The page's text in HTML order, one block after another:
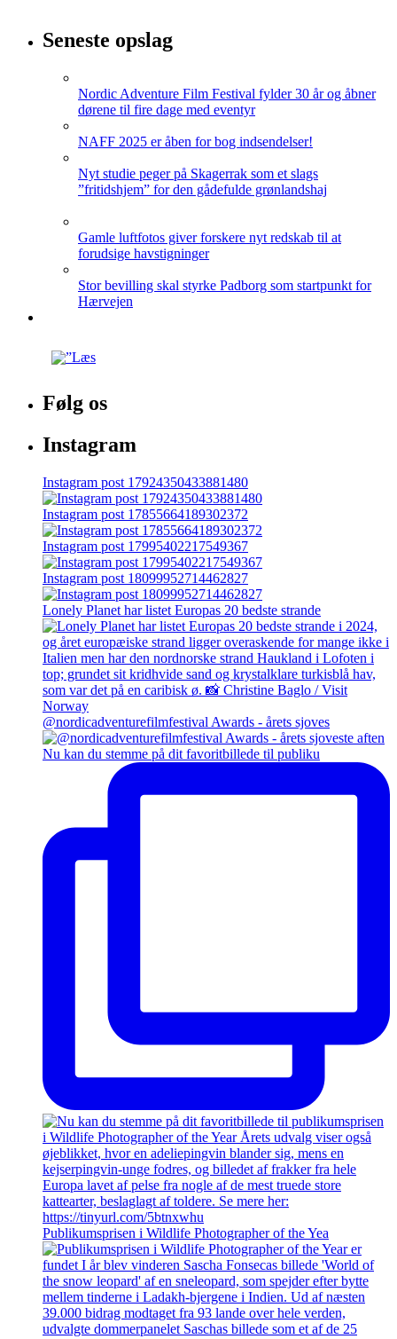
Seneste opslag
Nordic Adventure Film Festival fylder 30 år og åbner
dørene til fire dage med eventyr
NAFF 2025 er åben for bog indsendelser!
Nyt studie peger på Skagerrak som et slags
”fritidshjem” for den gådefulde grønlandshaj
Gamle luftfotos giver forskere nyt redskab til at
forudsige havstigninger
Stor bevilling skal styrke Padborg som startpunkt for
Hærvejen
Følg os
Instagram
Instagram post 17924350433881480
Instagram post 17855664189302372
Instagram post 17995402217549367
Instagram post 18099952714462827
Lonely Planet har listet Europas 20 bedste strande
@nordicadventurefilmfestival Awards - årets sjoves
Nu kan du stemme på dit favoritbillede til publiku
Publikumsprisen i Wildlife Photographer of the Yea